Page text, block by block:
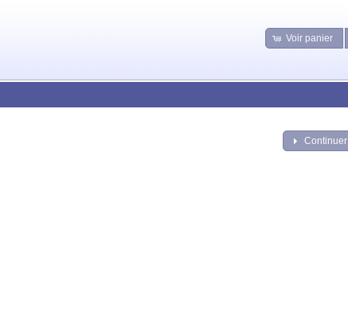
Voir panier
Continuer